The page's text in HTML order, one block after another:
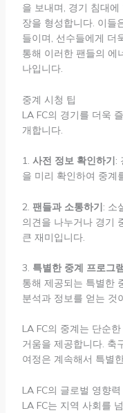
을 보내며, 경기 침대
장을 형성합니다. 이들
들이며, 선수들에게 더
통해 이러한 팬들의 에
나입니다.
중계 시청 팁
LA FC의 경기를 더욱
개합니다.
1. 사전 정보 확인하기:
을 미리 확인하여 중계
2. 팬들과 소통하기: 소
의견을 나누거나 경기
큰 재미입니다.
3. 특별한 중계 프로그
통해 제공되는 특별한
분석과 정보를 얻는 것
LA FC의 중계는 단순
거움을 제공합니다. 축
여정은 계속해서 특별
LA FC의 글로벌 영향력
LA FC는 지역 사회를